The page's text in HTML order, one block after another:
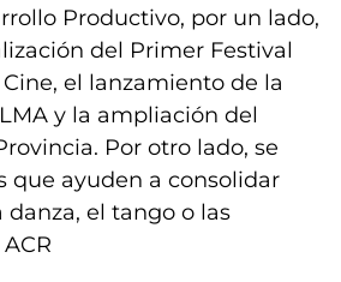
Productivo, por un lado,
del Primer Festival
el lanzamiento de la
y la ampliación del
Por otro lado, se
que ayuden a consolidar
danza, el tango o las